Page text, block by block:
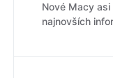
Nové Macy
najnovších